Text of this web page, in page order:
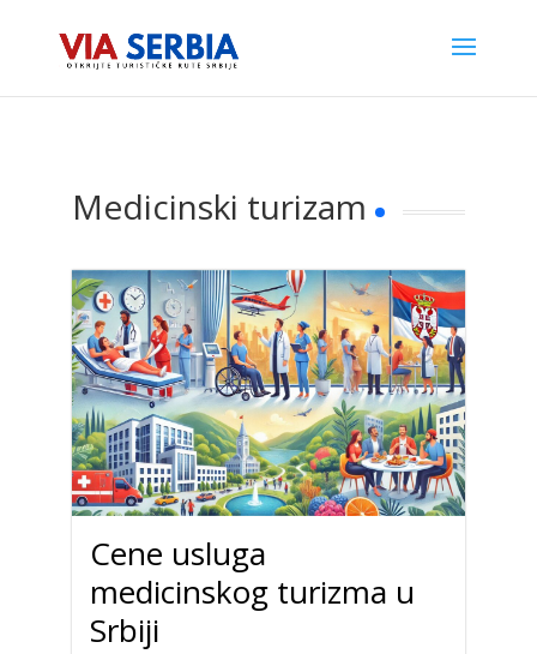
Medicinski turizam
Cene usluga
medicinskog turizma u
Srbiji